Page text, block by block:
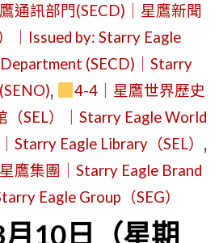
(SECD)
｜
ISSUED
BY:
FIRST-
別
｜
星
鷹
圖
書
館
員
｜
15
日
(星
期
日)
｜
從
「蒼
野
通訊部門(SECD)｜星鷹新聞
｜Issued by: Starry Eagle
(SECD)｜Starry
,
4-4｜星鷹世界歷史
SEL）｜Starry Eagle World
Starry Eagle Library（SEL） ,
鷹集團｜Starry Eagle Brand
Eagle Group（SEG）
10日（星期